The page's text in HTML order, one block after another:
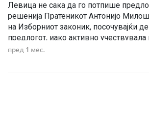
Левица не сака да го потпише
решенија Пратеникот Антонијо
на Изборниот законик, посочувајќи
предлогот, иако активно
од нејзините предлози биле вградени
пред 1 мес.